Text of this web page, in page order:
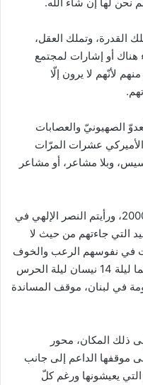
القدرة، وتملك العقل،
هناك أو إشارات لمجتمع
لأنّهم لا يرون إلّا
الصهيونيّ والعصابات
الأميركي عشرات المرّات
وبلا مشاعر، أو مشاعر
وأضاف: فكما رأينا النصر في 25 أيّار 2000، ورأيتم النصر الإلهي في
التي جاءتهم من حيث لا
في نفوسهم الرعب والخوف
على المصير، وكما صواريخ العراق، وكما ليلة 14 نيسان ليلة الحرس
في لبنان، موقف المساندة
ذلك المكان، محور
موقفها الداعم إلى جانب
يعيشونها ورغم كلّ